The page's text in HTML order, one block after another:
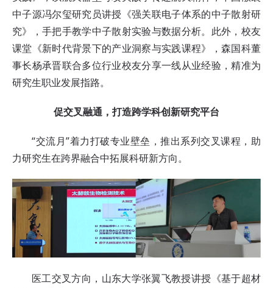
中子源冯尔玺研究员讲授《强关联电子体系的中子散射研
究》，手把手教学中子散射实验与数据分析。此外，校友
课堂《新时代背景下的产业洞察与实践课程》，森国科董
事长杨承晋联合多位行业校友分享一线从业经验，精准为
研究生职业发展指路。
促交叉融通，打造跨学科创新研究平台
“交流月”着力打破专业壁垒，推出系列交叉课程，助
力研究生在跨界融合中拓展科研新方向。
医工交叉方向，山东大学张翼飞教授讲授《基于超材